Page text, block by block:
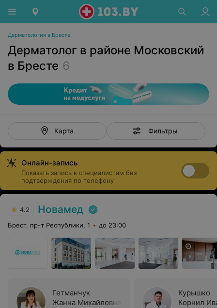
Дерматология в Бресте
Дерматолог в районе Московский
в Бресте 6
Карта Фильтры
Онлайн-запись
Показать запись к специалистам без
подтверждения по телефону
4.2 Новамед
Брест, пр-т Республики, 1 до 23:00
Гетманчук
Жанна Михайловна
Курышко
Корнил